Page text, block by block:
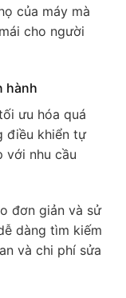
của máy mà
cho người
hành
ưu hóa quá
điều khiển tự
với nhu cầu
đơn giản và sử
dàng tìm kiếm
và chi phí sửa